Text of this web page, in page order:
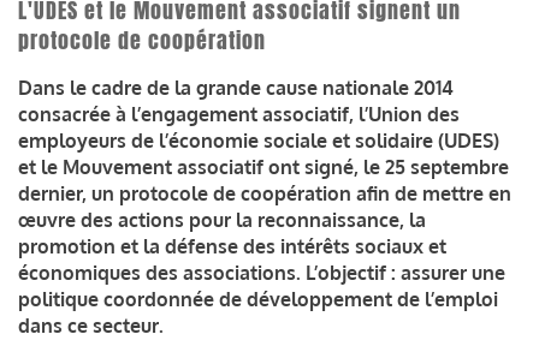
L'UDES et le Mouvement associatif signent un
protocole de coopération
Dans le cadre de la grande cause nationale 2014
consacrée à l’engagement associatif, l’Union des
employeurs de l’économie sociale et solidaire (UDES)
et le Mouvement associatif ont signé, le 25 septembre
dernier, un protocole de coopération afin de mettre en
œuvre des actions pour la reconnaissance, la
promotion et la défense des intérêts sociaux et
économiques des associations. L’objectif : assurer une
politique coordonnée de développement de l’emploi
dans ce secteur.